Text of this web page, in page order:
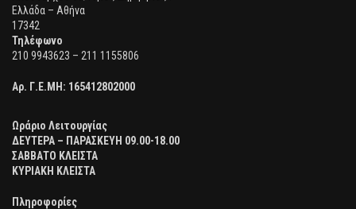
Ελλάδα – Αθήνα
17342
Τηλέφωνο
210 9943623 – 211 1155806
Αρ. Γ.Ε.ΜΗ: 165412802000
Ωράριο Λειτουργίας
ΔΕΥΤΕΡΑ – ΠΑΡΑΣΚΕΥΗ 09.00-18.00
ΣΑΒΒΑΤΟ ΚΛΕΙΣΤΑ
ΚΥΡΙΑΚΗ ΚΛΕΙΣΤΑ
Πληροφορίες